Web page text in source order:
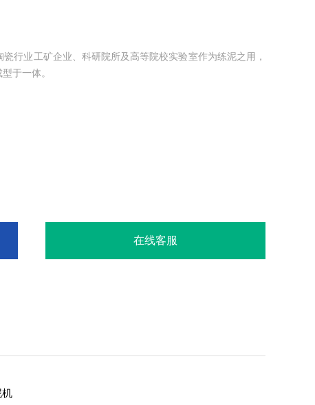
行业工矿企业、科研院所及高等院校实验室作为练泥之用，
于一体。
在线客服